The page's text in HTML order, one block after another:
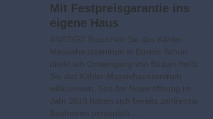
Mit Festpreisgarantie ins
eigene Haus
ANZEIGE Besuchen Sie das Kähler-
Massivhauszentrum in Büsum Schon
direkt am Ortseingang von Büsum heißt
Sie das Kähler-Massivhauszentrum
willkommen. Seit der Neueröffnung im
Jahr 2019 haben sich bereits zahlreiche
Bauherren persönlich…